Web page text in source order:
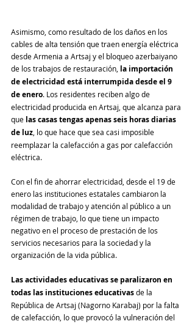
Asimismo, como resultado de los daños en los
cables de alta tensión que traen energía eléctrica
desde Armenia a Artsaj y el bloqueo azerbaiyano
de los trabajos de restauración, la importación
de electricidad está interrumpida desde el 9
de enero. Los residentes reciben algo de
electricidad producida en Artsaj, que alcanza para
que las casas tengas apenas seis horas diarias
de luz, lo que hace que sea casi imposible
reemplazar la calefacción a gas por calefacción
eléctrica.
Con el fin de ahorrar electricidad, desde el 19 de
enero las instituciones estatales cambiaron la
modalidad de trabajo y atención al público a un
régimen de trabajo, lo que tiene un impacto
negativo en el proceso de prestación de los
servicios necesarios para la sociedad y la
organización de la vida pública.
Las actividades educativas se paralizaron en
todas las instituciones educativas de la
República de Artsaj (Nagorno Karabaj) por la falta
de calefacción, lo que provocó la vulneración del